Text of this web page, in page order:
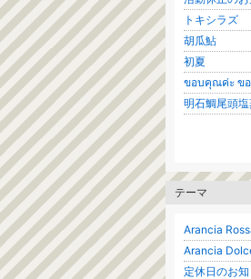
トキシラズ
胡瓜鮎
初夏
ขอบคุณค่ะ ข
明石鯛尾頭塩
テーマ
Arancia
Arancia
定休日のお